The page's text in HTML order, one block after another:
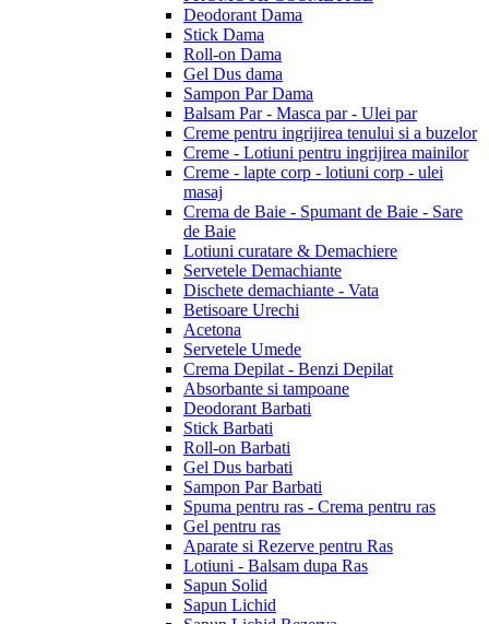
Deodorant Dama
Stick Dama
Roll-on Dama
Gel Dus dama
Sampon Par Dama
Balsam Par - Masca par - Ulei par
Creme pentru ingrijirea tenului si a buzelor
Creme - Lotiuni pentru ingrijirea mainilor
Creme - lapte corp - lotiuni corp - ulei
masaj
Crema de Baie - Spumant de Baie - Sare
de Baie
Lotiuni curatare & Demachiere
Servetele Demachiante
Dischete demachiante - Vata
Betisoare Urechi
Acetona
Servetele Umede
Crema Depilat - Benzi Depilat
Absorbante si tampoane
Deodorant Barbati
Stick Barbati
Roll-on Barbati
Gel Dus barbati
Sampon Par Barbati
Spuma pentru ras - Crema pentru ras
Gel pentru ras
Aparate si Rezerve pentru Ras
Lotiuni - Balsam dupa Ras
Sapun Solid
Sapun Lichid